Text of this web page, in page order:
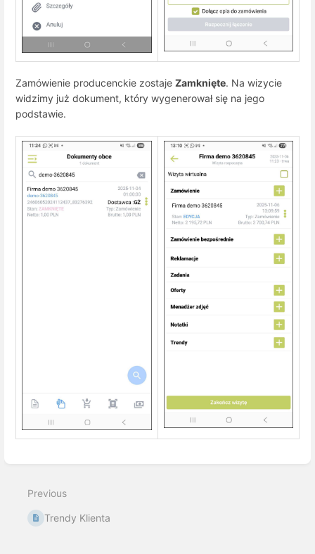
Zamówienie producenckie zostaje Zamknięte. Na wizycie
widzimy już dokument, który wygenerował się na jego
podstawie.
mode
Previous
Trendy Klienta